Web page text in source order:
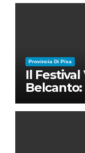
Provincia Di Pisa
Il
28 luglio
Ruben